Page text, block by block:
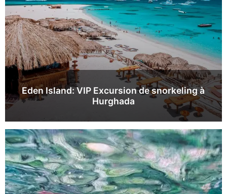
Eden Island: VIP Excursion de snorkeling à
Hurghada